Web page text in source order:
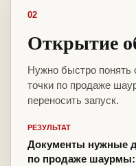
02
Открытие
Нужно быстро
точки по продаже
переносить запуск.
РЕЗУЛЬТАТ
Документы нужные
по продаже шаурмы: